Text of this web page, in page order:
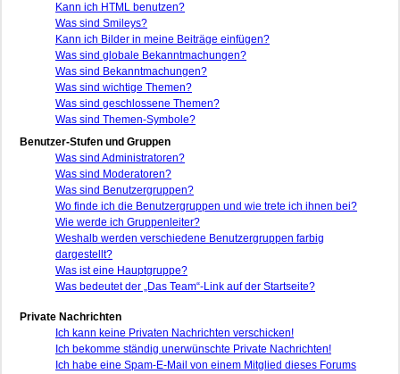
Kann ich HTML benutzen?
Was sind Smileys?
Kann ich Bilder in meine Beiträge einfügen?
Was sind globale Bekanntmachungen?
Was sind Bekanntmachungen?
Was sind wichtige Themen?
Was sind geschlossene Themen?
Was sind Themen-Symbole?
Benutzer-Stufen und Gruppen
Was sind Administratoren?
Was sind Moderatoren?
Was sind Benutzergruppen?
Wo finde ich die Benutzergruppen und wie trete ich ihnen bei?
Wie werde ich Gruppenleiter?
Weshalb werden verschiedene Benutzergruppen farbig
dargestellt?
Was ist eine Hauptgruppe?
Was bedeutet der „Das Team“-Link auf der Startseite?
Private Nachrichten
Ich kann keine Privaten Nachrichten verschicken!
Ich bekomme ständig unerwünschte Private Nachrichten!
Ich habe eine Spam-E-Mail von einem Mitglied dieses Forums